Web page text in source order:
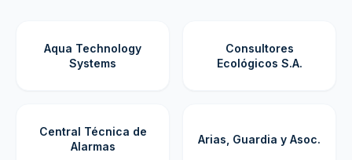
Aqua Technology
Systems
Consultores
Ecológicos S.A.
Central Técnica de
Alarmas
Arias, Guardia y Asoc.